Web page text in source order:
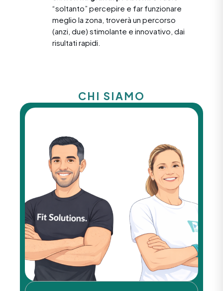
“soltanto” percepire e far funzionare
meglio la zona, troverà un percorso
(anzi, due) stimolante e innovativo, dai
risultati rapidi.
CHI SIAMO